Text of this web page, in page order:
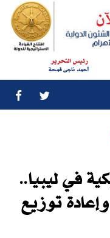
رئيس التحرير
أحمد ناجى قمحة
في ليبيا..
توزيع